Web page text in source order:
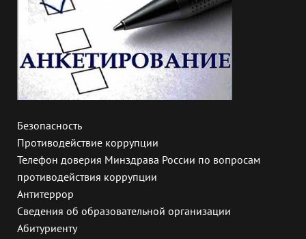
Безопасность
Противодействие коррупции
Телефон доверия Минздрава России по вопросам
противодействия коррупции
Антитеррор
Сведения об образовательной организации
Абитуриенту